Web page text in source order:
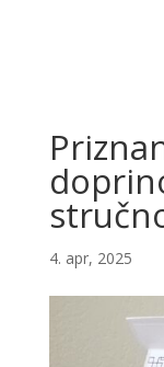
4. apr, 2025